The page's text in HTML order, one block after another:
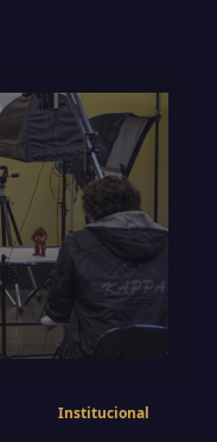
Institucional